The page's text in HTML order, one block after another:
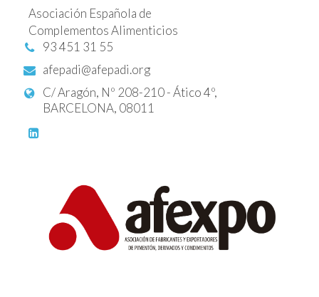
Asociación Española de
Complementos Alimenticios
93 451 31 55
afepadi@afepadi.org
C/ Aragón, Nº 208-210 - Ático 4º,
BARCELONA, 08011